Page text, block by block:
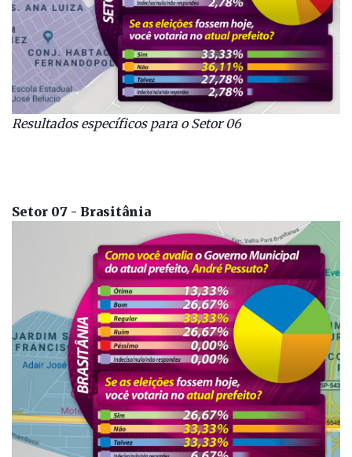
Resultados específicospara o Setor 06
Setor 07 - Brasitânia